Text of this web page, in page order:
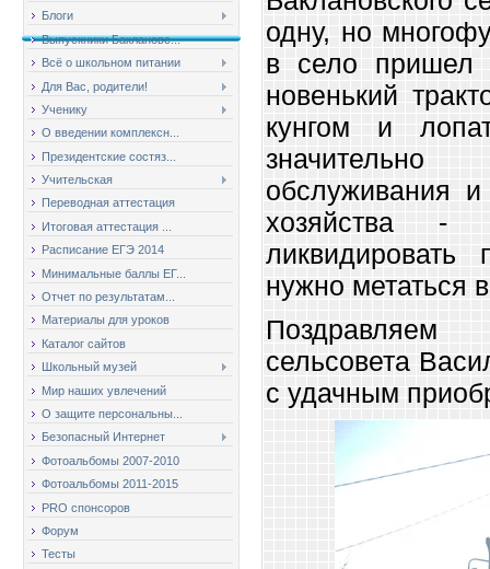
Блоги
Выпускники Баклановс...
Всё о школьном питании
Для Вас, родители!
Ученику
О введении комплексн...
Президентские состяз...
Учительская
Переводная аттестация
Итоговая аттестация ...
Расписание ЕГЭ 2014
Минимальные баллы ЕГ...
Отчет по результатам...
Материалы для уроков
Каталог сайтов
Школьный музей
Мир наших увлечений
О защите персональны...
Безопасный Интернет
Фотоальбомы 2007-2010
Фотоальбомы 2011-2015
PRO спонсоров
Форум
Тесты
одну, но
в село пришел
новенький
кунгом и
обслуживания
хозяйства -
нужно метаться
Поздравляем
сельсовета
с удачным